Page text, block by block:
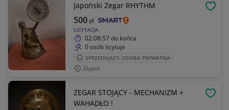
Japoński Zegar RHYTHM
LICYTACJA
500zł
02:08:57do końca
0 osób licytuje
SPRZEDAJĄCY: OSOBA PRYWATNA
Słupsk
ZEGAR STOJĄCY - MECHANIZM +
WAHADŁO !